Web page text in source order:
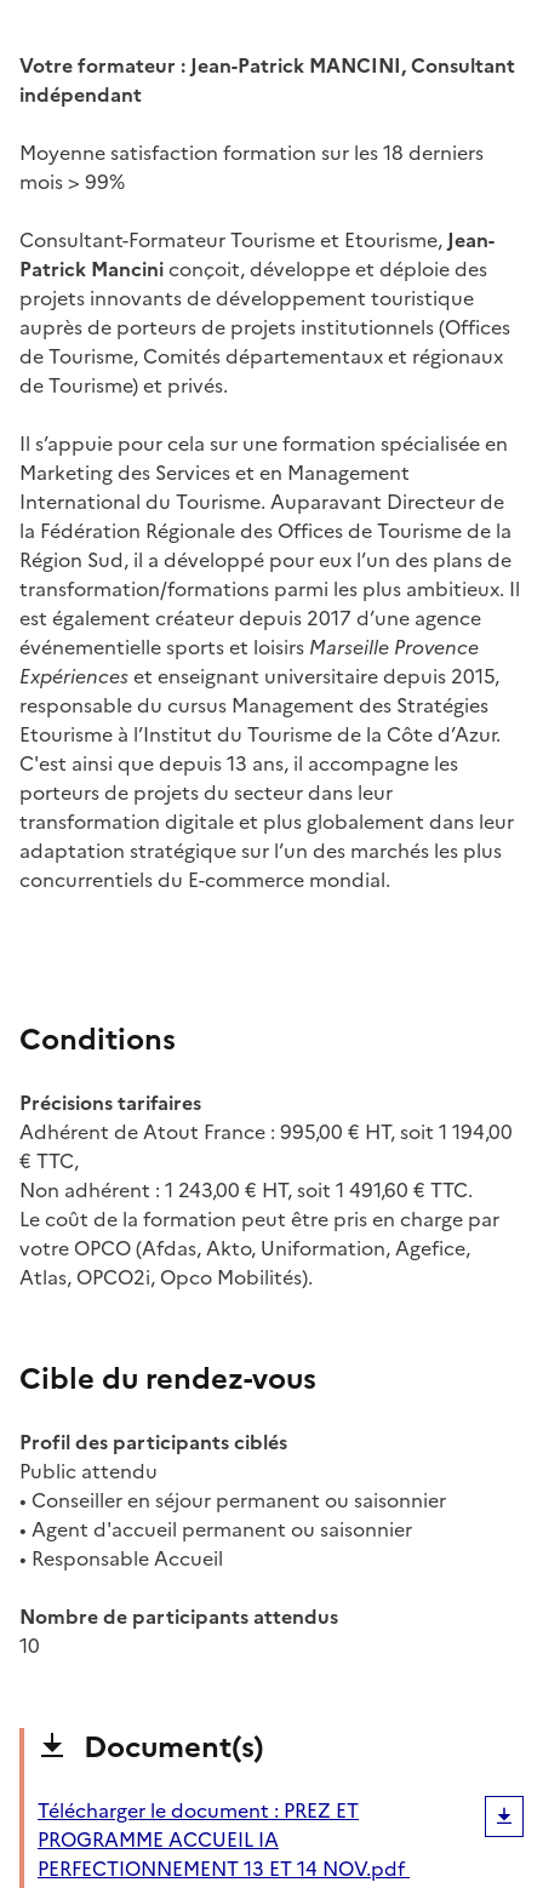
Votre formateur : Jean-Patrick MANCINI, Consultant
indépendant
Moyenne satisfaction formation sur les 18 derniers
mois > 99%
Consultant-Formateur Tourisme et Etourisme, Jean-
Patrick Manciniconçoit, développe et déploie des
projets innovants de développement touristique
auprès de porteurs de projets institutionnels (Offices
de Tourisme, Comités départementaux et régionaux
de Tourisme) et privés.
Il s’appuie pour cela sur une formation spécialisée en
Marketing des Services et en Management
International du Tourisme. Auparavant Directeur de
la Fédération Régionale des Offices de Tourisme de la
Région Sud, il a développé pour eux l’un des plans de
transformation/formations parmi les plus ambitieux. Il
est également créateur depuis 2017 d’une agence
événementielle sports et loisirs Marseille Provence
Expérienceset enseignant universitaire depuis 2015,
responsable du cursus Management des Stratégies
Etourisme à l’Institut du Tourisme de la Côte d’Azur.
C'est ainsi que depuis 13 ans, il accompagne les
porteurs de projets du secteur dans leur
transformation digitale et plus globalement dans leur
adaptation stratégique sur l’un des marchés les plus
concurrentiels du E-commerce mondial.
Conditions
Précisions tarifaires
Adhérent de Atout France : 995,00 € HT, soit 1 194,00
€ TTC,
Non adhérent : 1 243,00 € HT, soit 1 491,60 € TTC.
Le coût de la formation peut être pris en charge par
votre OPCO (Afdas, Akto, Uniformation, Agefice,
Atlas, OPCO2i, Opco Mobilités).
Cible du rendez-vous
Profil des participants ciblés
Public attendu
• Conseiller en séjour permanent ou saisonnier
• Agent d'accueil permanent ou saisonnier
• Responsable Accueil
Nombre de participants attendus
10
Document(s)
Télécharger le document : PREZ ET
PROGRAMME ACCUEIL IA
PERFECTIONNEMENT 13 ET 14 NOV.pdf